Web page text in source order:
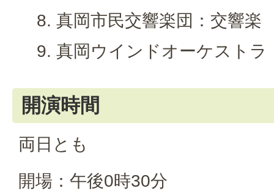
真岡市民交響楽団：交響楽
真岡ウインドオーケストラ
開演時間
両日とも
開場：午後0時30分